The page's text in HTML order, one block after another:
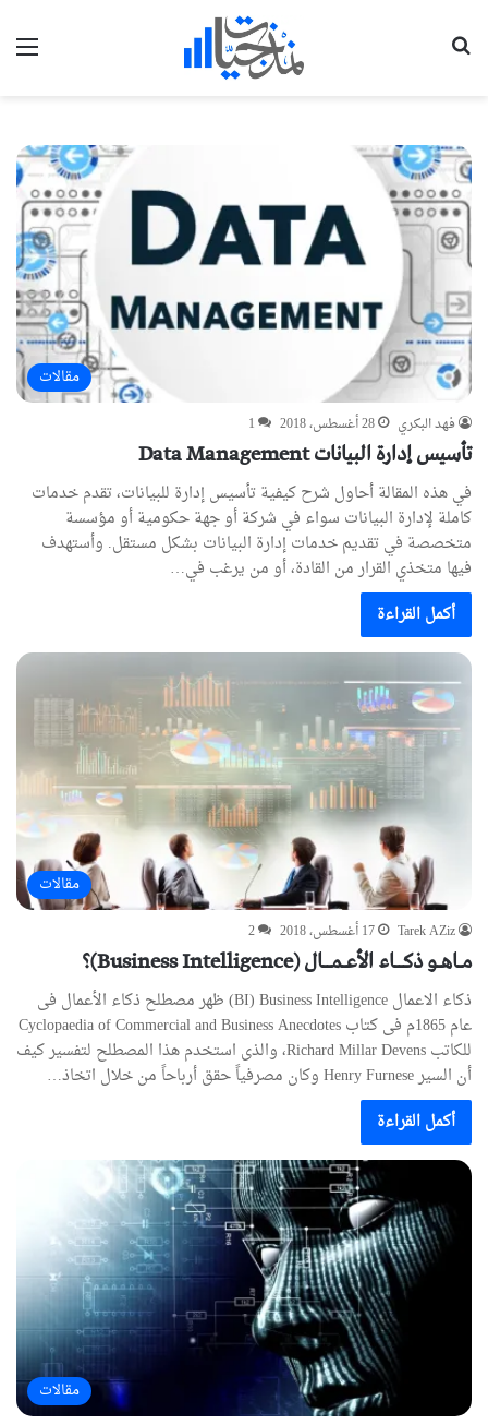
مقالات
فهد البكري 28 أغسطس، 2018 1
تأسيس إدارة البيانات Data Management
في هذه المقالة أحاول شرح كيفية تأسيس إدارة للبيانات، تقدم خدمات
كاملة لإدارة البيانات سواء في شركة أو جهة حكومية أو مؤسسة
متخصصة في تقديم خدمات إدارة البيانات بشكل مستقل. وأستهدف
فيها متخذي القرار من القادة، أو من يرغب في…
أكمل القراءة
مقالات
Tarek AZiz 17 أغسطس، 2018 2
مـاهـو ذكــاء الأعـمــال (Business Intelligence)؟
ذكاء الاعمال BI) Business Intelligence) ظهر مصطلح ذكاء الأعمال فى
عام 1865م فى كتاب Cyclopaedia of Commercial and Business Anecdotes
للكاتب Richard Millar Devens، والذى استخدم هذا المصطلح لتفسير كيف
أن السير Henry Furnese وكان مصرفياً حقق أرباحاً من خلال اتخاذ…
أكمل القراءة
مقالات